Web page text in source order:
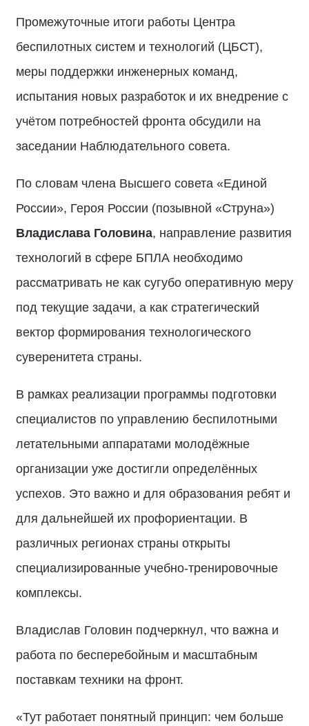
Промежуточные итоги работы Центра
беспилотных систем и технологий (ЦБСТ),
меры поддержки инженерных команд,
испытания новых разработок и их внедрение с
учётом потребностей фронта обсудили на
заседании Наблюдательного совета.
По словам члена Высшего совета «Единой
России», Героя России (позывной «Струна»)
Владислава Головина, направление развития
технологий в сфере БПЛА необходимо
рассматривать не как сугубо оперативную меру
под текущие задачи, а как стратегический
вектор формирования технологического
суверенитета страны.
В рамках реализации программы подготовки
специалистов по управлению беспилотными
летательными аппаратами молодёжные
организации уже достигли определённых
успехов. Это важно и для образования ребят и
для дальнейшей их профориентации. В
различных регионах страны открыты
специализированные учебно-тренировочные
комплексы.
Владислав Головин подчеркнул, что важна и
работа по бесперебойным и масштабным
поставкам техники на фронт.
«Тут работает понятный принцип: чем больше